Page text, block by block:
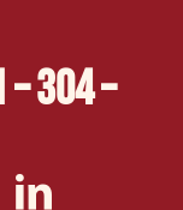
304 –